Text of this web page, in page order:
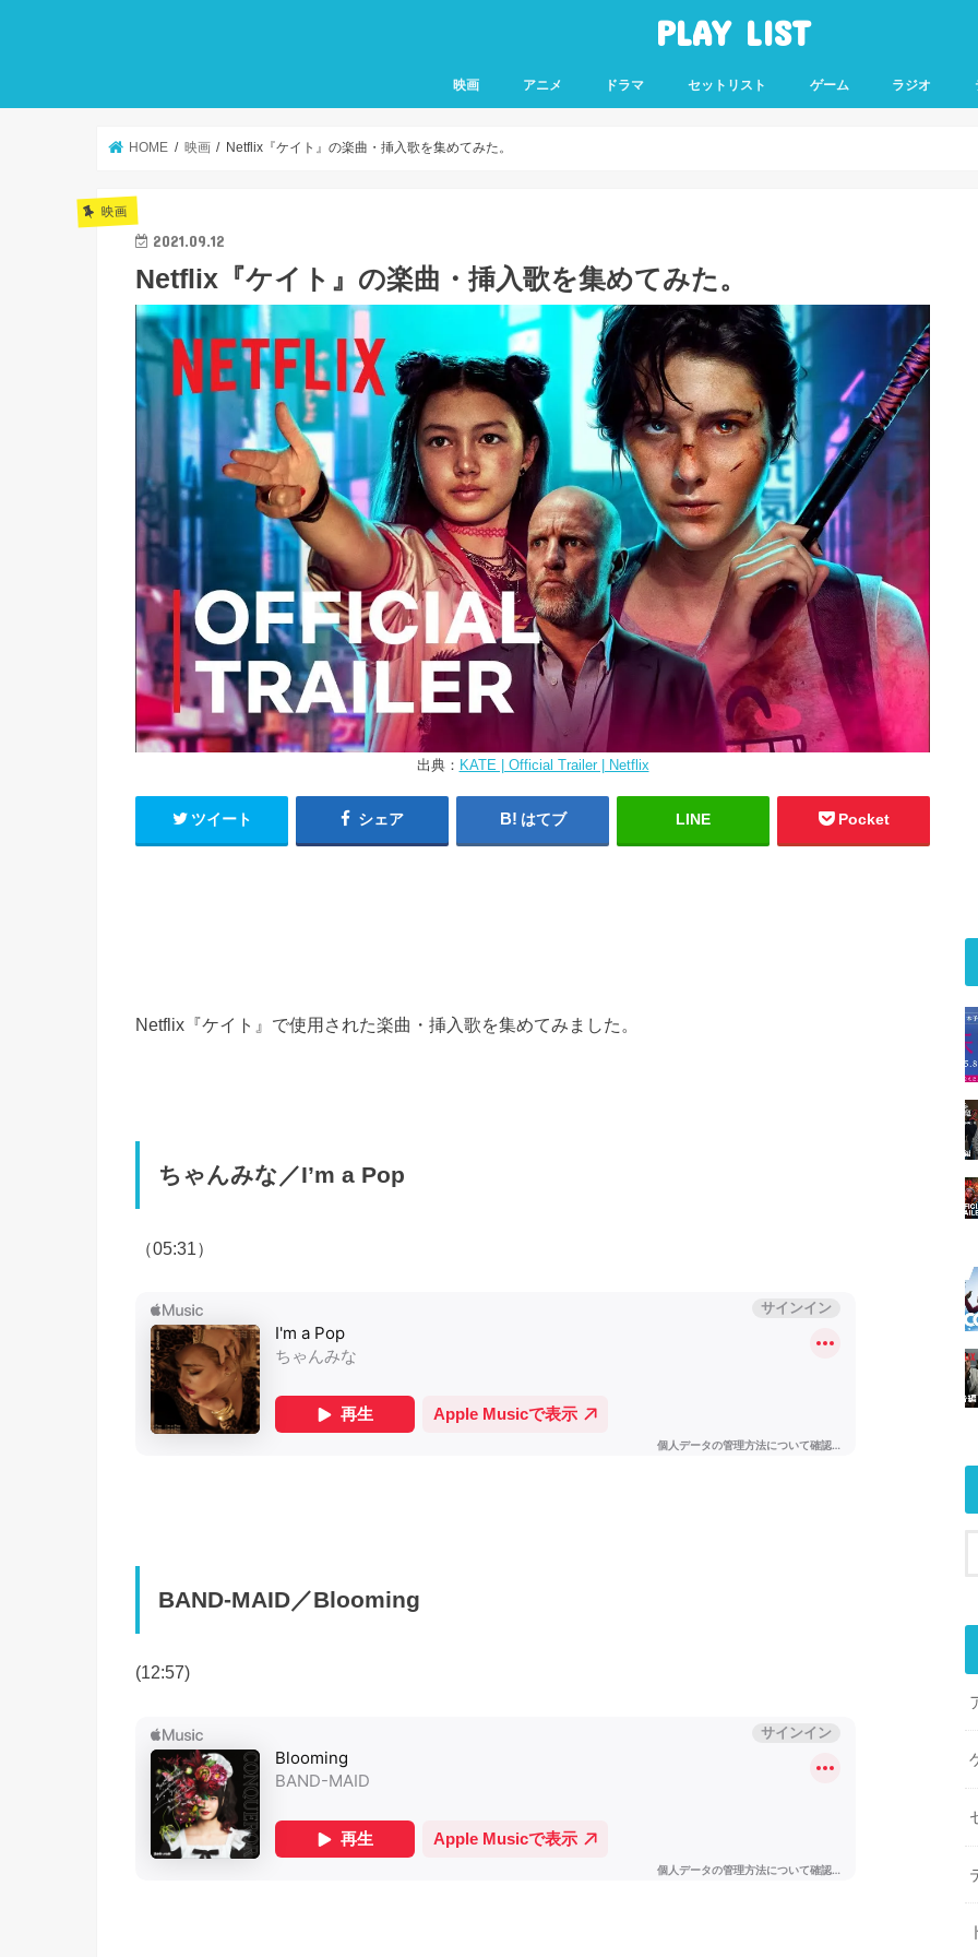
PLAY LIST
映画 アニメ ドラマ セットリスト ゲーム ラジオ
HOME 映画 Netflix『ケイト』の楽曲・挿入歌を集めてみた。
映画
2021.09.12
Netflix『ケイト』の楽曲・挿入歌を集めてみた。
出典： KATE | Official Trailer | Netflix
ツイート シェア はてブ LINE Pocket
Netflix『ケイト』で使用された楽曲・挿入歌を集めてみました。
ちゃんみな／I’m a Pop
（05:31）
BAND-MAID／Blooming
(12:57)